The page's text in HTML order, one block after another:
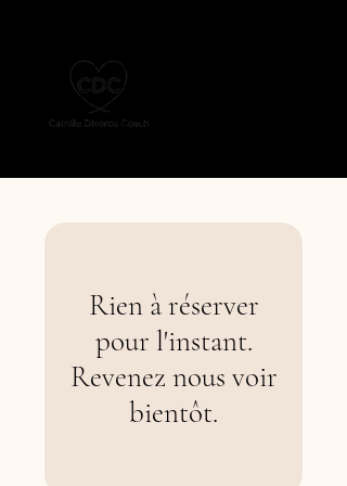
Rien à réserver
pour l'instant.
Revenez nous voir
bientôt.